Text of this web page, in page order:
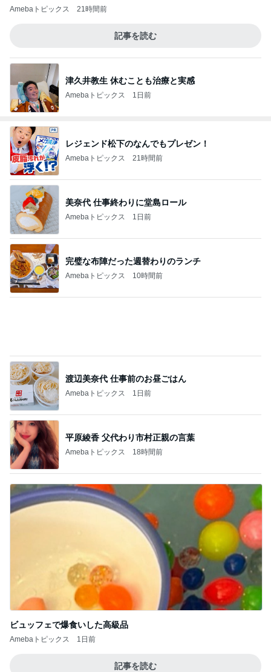
Amebaトピックス 21時間前
記事を読む
津久井教生 休むことも治療と実感
Amebaトピックス 1日前
レジェンド松下のなんでもプレゼン！
Amebaトピックス 21時間前
美奈代 仕事終わりに堂島ロール
Amebaトピックス 1日前
完璧な布陣だった週替わりのランチ
Amebaトピックス 10時間前
平原綾香 父代わり市村正親の言葉
Amebaトピックス 18時間前
ビュッフェで爆食いした高級品
Amebaトピックス 1日前
記事を読む
Amebaトピックス 2日前